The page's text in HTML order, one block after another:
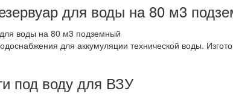
для воды на 80 м3
для аккумуляции технической воды.
под воду для ВЗУ